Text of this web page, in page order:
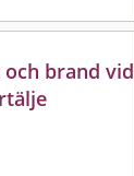
brand vid